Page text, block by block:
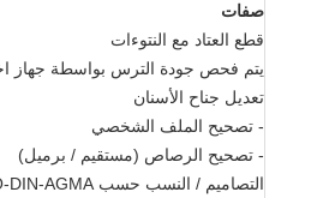
صفات
قطع العتاد مع النتوءات
يتم فحص جودة الترس بواسطة جهاز
تعديل جناح الأسنان
- تصحيح الملف الشخصي
- تصحيح الرصاص (مستقيم / برميل)
التصاميم / النسب حسب ISO-DIN-AGMA